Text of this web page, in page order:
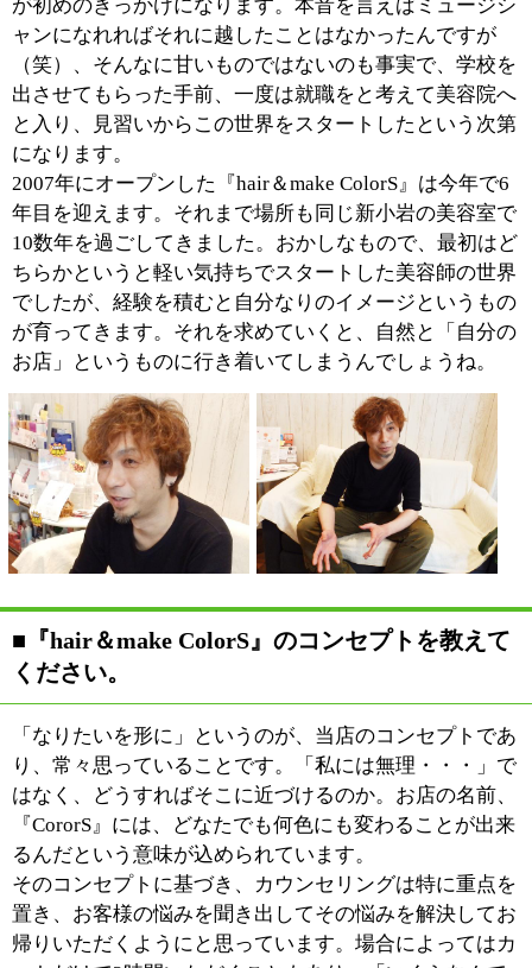
ください。
「なりたいを形に」というのが、当店のコンセプトであ
り、常々思っていることです。「私には無理・・・」で
はなく、どうすればそこに近づけるのか。お店の名前、
『CororS』には、どなたでも何色にも変わることが出来
るんだという意味が込められています。
そのコンセプトに基づき、カウンセリングは特に重点を
置き、お客様の悩みを聞き出してその悩みを解決してお
帰りいただくようにと思っています。場合によってはカ
ットだけで2時間いただくこともあり、「いくらなんで
も・・・」と思うこともありますけどね（笑）。
■オススメの施術というのはございますか？
カラーは非常に好評をいただ
の毛へのダメージを軽減した
取り組みがご支持をいただい
てる理由かと思います。
お客様の理想を形にしていく
ための、髪の毛そのものの改
善、トリートメントには気を配っています。生トリート
メントというのをご存知でしょうか。これは施術の直前
に調合するトリートメントで、吸収性が高く、髪の質感
がグンと増します。それから最近では、シャンプーだけ
しいモノが世に出てきています。より良いモノをお客様
に提供していくため、常に商品をブラッシュアップして
いきたいですね。
■お客様や、お店の雰囲気についてお話しくだ
さい。
赤ちゃんから小中学生、上は90歳くらいのおばあちゃん
まで幅広い世代のお客様にご利用いただいています。そ
れからメンズのお客様が多いのも特徴かもしれません。
なにしろ20年は新小岩にいますので、ベビーカーに乗っ
てた子がいつのまにか高校生になっちゃったり出産して
たりと、ふとしたことに、この街との縁を感じる機会が
増えてきた気がします。
お店に入ってまず目につくのが、受付でありクローゼッ